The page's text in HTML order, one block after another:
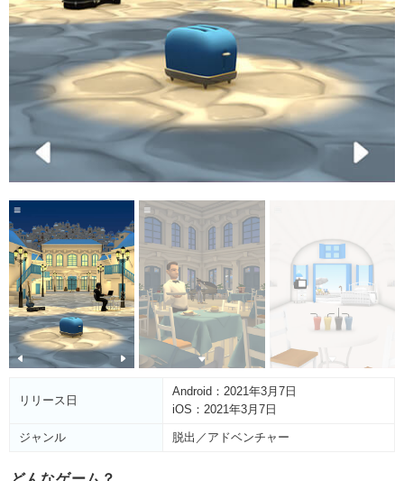
リリース日
Android：2021年3月7日
iOS：2021年3月7日
ジャンル 脱出／アドベンチャー